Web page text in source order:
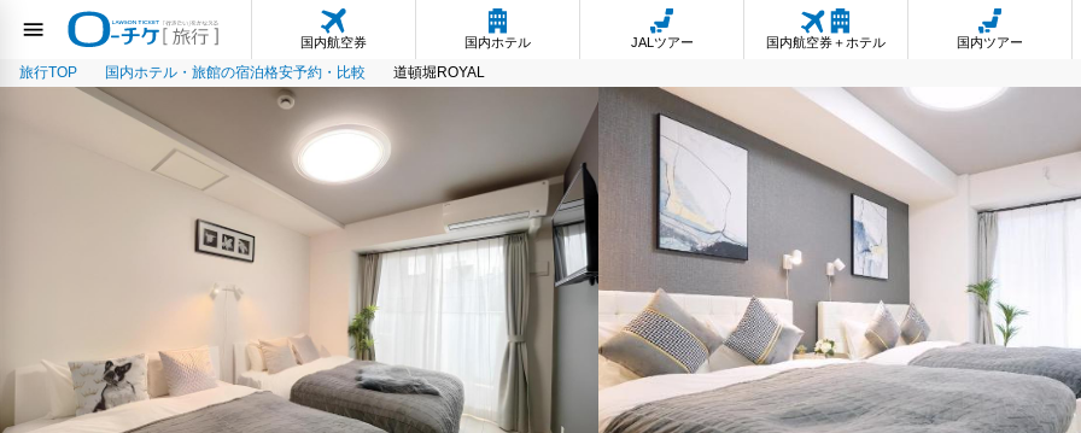
国内航空券 国内ホテル JALツアー 国内航空券＋ホテル 国内ツアー
旅行TOP 国内ホテル・旅館の宿泊格安予約・比較 道頓堀ROYAL